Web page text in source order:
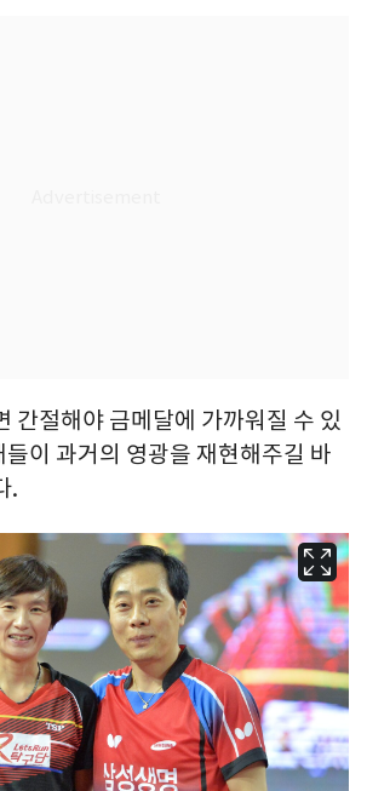
간절해야 금메달에 가까워질 수 있
이 과거의 영광을 재현해주길 바
.